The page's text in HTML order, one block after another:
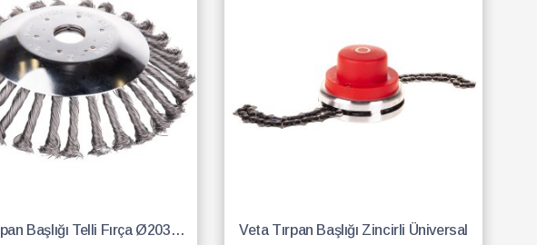
Veta Tırpan Başlığı Telli Fırça Ø203mm Veta Tırpan Başlığı Zincirli Üniversal